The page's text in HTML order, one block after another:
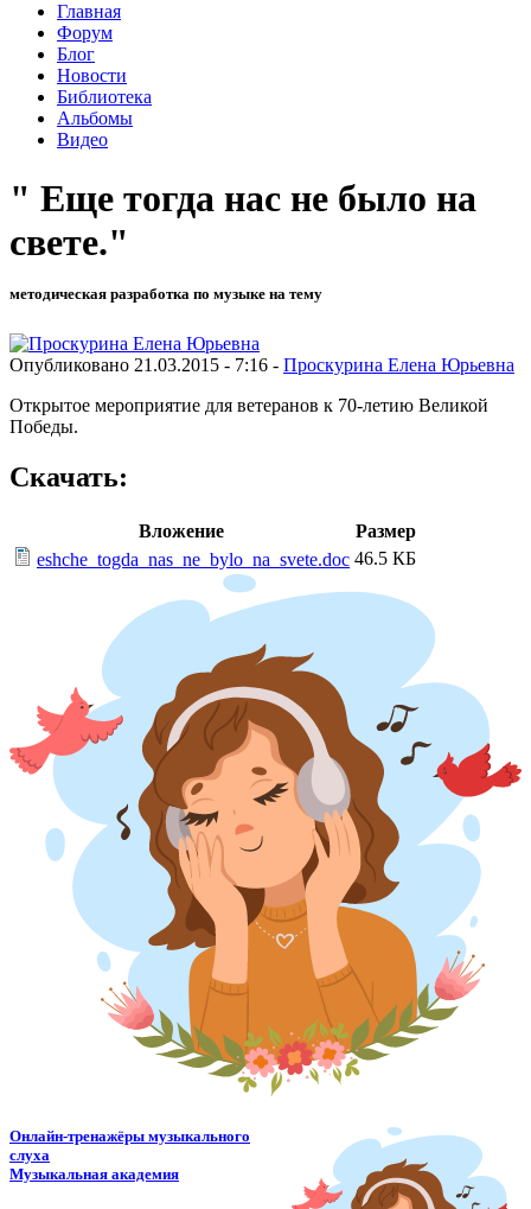
Главная
Форум
Блог
Новости
Библиотека
Альбомы
Видео
" Еще тогда нас не было на
свете."
методическая разработка по музыке на тему
Опубликовано 21.03.2015 - 7:16 - Проскурина Елена Юрьевна
Открытое мероприятие для ветеранов к 70-летию Великой
Победы.
Скачать:
Вложение
Размер
eshche_togda_nas_ne_bylo_na_svete.doc 46.5 КБ
Онлайн-тренажёры музыкального
слуха
Музыкальная академия